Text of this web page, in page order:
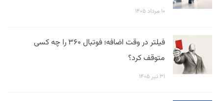
۱۰ مرداد ۱۴۰۵
فیلتر در وقت اضافه؛ فوتبال ۳۶۰ را چه کسی
متوقف کرد؟
۳۱ تیر ۱۴۰۵